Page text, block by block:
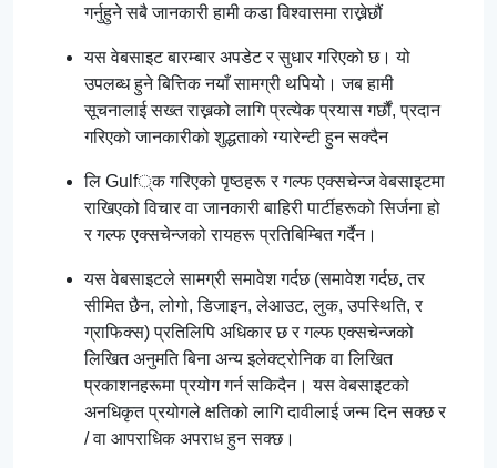
गर्नुहुने सबै जानकारी हामी कडा विश्वासमा राख्नेछौं
यस वेबसाइट बारम्बार अपडेट र सुधार गरिएको छ। यो
उपलब्ध हुने बित्तिक नयाँ सामग्री थपियो। जब हामी
सूचनालाई सख्त राख्नको लागि प्रत्येक प्रयास गर्छौं, प्रदान
गरिएको जानकारीको शुद्धताको ग्यारेन्टी हुन सक्दैन
लि Gulf्क गरिएको पृष्ठहरू र गल्फ एक्सचेन्ज वेबसाइटमा
राखिएको विचार वा जानकारी बाहिरी पार्टीहरूको सिर्जना हो
र गल्फ एक्सचेन्जको रायहरू प्रतिबिम्बित गर्दैन।
यस वेबसाइटले सामग्री समावेश गर्दछ (समावेश गर्दछ, तर
सीमित छैन, लोगो, डिजाइन, लेआउट, लुक, उपस्थिति, र
ग्राफिक्स) प्रतिलिपि अधिकार छ र गल्फ एक्सचेन्जको
लिखित अनुमति बिना अन्य इलेक्ट्रोनिक वा लिखित
प्रकाशनहरूमा प्रयोग गर्न सकिदैन। यस वेबसाइटको
अनधिकृत प्रयोगले क्षतिको लागि दावीलाई जन्म दिन सक्छ र
/ वा आपराधिक अपराध हुन सक्छ।